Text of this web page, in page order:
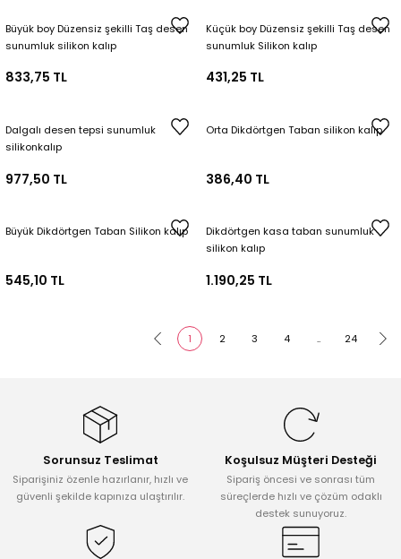
Büyük boy Düzensiz şekilli Taş desen
sunumluk silikon kalıp
833,75 TL
Küçük boy Düzensiz şekilli Taş desen
sunumluk Silikon kalıp
431,25 TL
Dalgalı desen tepsi sunumluk
silikonkalıp
977,50 TL
Orta Dikdörtgen Taban silikon kalıp
386,40 TL
Büyük Dikdörtgen Taban Silikon kalıp
545,10 TL
Dikdörtgen kasa taban sunumluk
silikon kalıp
1.190,25 TL
1 2 3 4 .. 24
Sorunsuz Teslimat
Siparişiniz özenle hazırlanır, hızlı ve
güvenli şekilde kapınıza ulaştırılır.
Koşulsuz Müşteri Desteği
Sipariş öncesi ve sonrası tüm
süreçlerde hızlı ve çözüm odaklı
destek sunuyoruz.